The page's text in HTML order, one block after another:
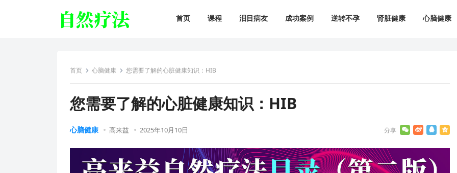
首页 课程 泪目病友 成功案例 逆转不孕 肾脏健康 心脑健康
首页 心脑健康 您需要了解的心脏健康知识：HIB
您需要了解的心脏健康知识：HIB
心脑健康 高来益 2025年10月10日